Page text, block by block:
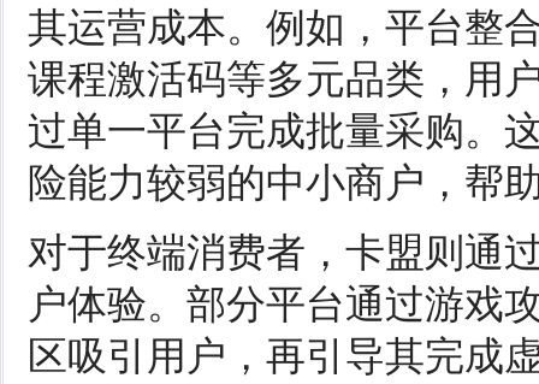
其运营成本。例如，平台整
课程激活码等多元品类，用
过单一平台完成批量采购。
险能力较弱的中小商户，帮
对于终端消费者，卡盟则通
户体验。部分平台通过游戏
区吸引用户，再引导其完成